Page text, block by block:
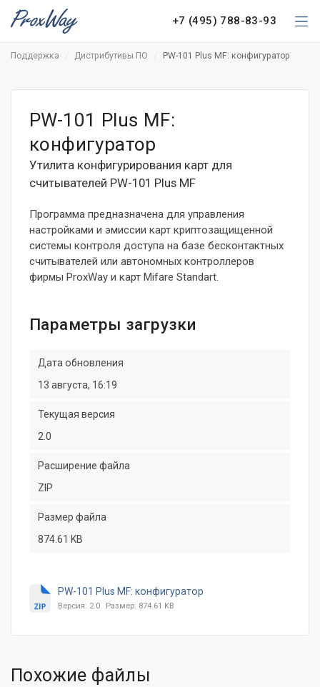
+7 (495) 788-83-93
Поддержка Дистрибутивы ПО PW-101 Plus MF: конфигуратор
PW-101 Plus MF:
конфигуратор
Утилита конфигурирования карт для
считывателей PW-101 Plus MF
Программа предназначена для управления
настройками и эмиссии карт криптозащищенной
системы контроля доступа на базе бесконтактных
считывателей или автономных контроллеров
фирмы ProxWay и карт Mifare Standart.
Параметры загрузки
Дата обновления
13 августа, 16:19
Текущая версия
2.0
Расширение файла
ZIP
Размер файла
874.61 KB
PW-101 Plus MF: конфигуратор
Версия: 2.0 Размер: 874.61 KB
Похожие файлы